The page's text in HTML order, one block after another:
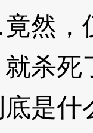
，仅
杀死
什